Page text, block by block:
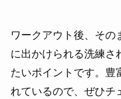
ワークアウト後、そ
に出かけられる洗練さ
たいポイントです。豊
れているので、ぜひチ